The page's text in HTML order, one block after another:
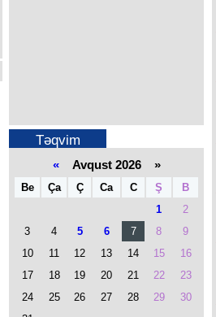
Təqvim
«Avqust 2026 »
Be Ça Ç Ca C Ş
B
1
2
3
4 5 6 7 8
9
10
11 12 13 14 15
16
17
18 19 20 21 22
23
24
25 26 27 28 29
30